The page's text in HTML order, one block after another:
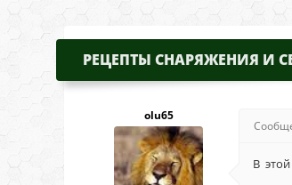
РЕЦЕПТЫ СНАРЯЖЕНИЯ И
olu65
В